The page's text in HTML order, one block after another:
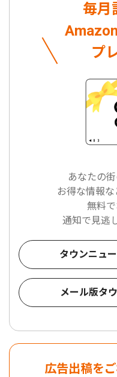
毎月
プ
あなたの
お得な情報
無料で
通知で見逃
タウンニュ
メール版タ
広告出稿を